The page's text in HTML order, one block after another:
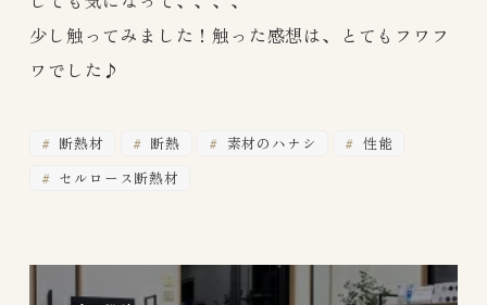
少し触ってみました！触った感想は、とてもフワフ
ワでした♪
断熱材 断熱 素材のハナシ
性能
セルロース断熱材